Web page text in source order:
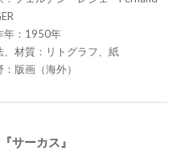
年：1950年
、材質：リトグラフ、紙
：版画（海外）
サーカス』